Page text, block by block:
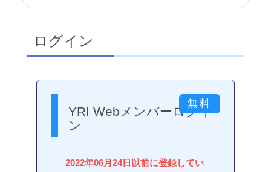
ログイン
YRI Webメンバーログイ
ン
2022年06月24日以前に登録してい